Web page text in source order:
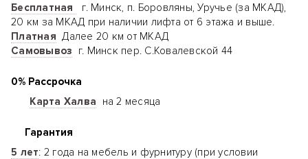
Бесплатная
г. Минск, п. Боровляны, Уручье (за МКАД),
20 км за МКАД при наличии лифта от 6 этажа и выше.
Платная Далее 20 км от МКАД
Самовывоз г. Минск пер. С.Ковалевской 44
0% Рассрочка
Карта Халва на 2 месяца
Гарантия
5 лет: 2 года на мебель и фурнитуру (при условии